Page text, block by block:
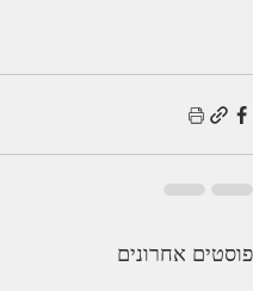
פוסטים אחרונים